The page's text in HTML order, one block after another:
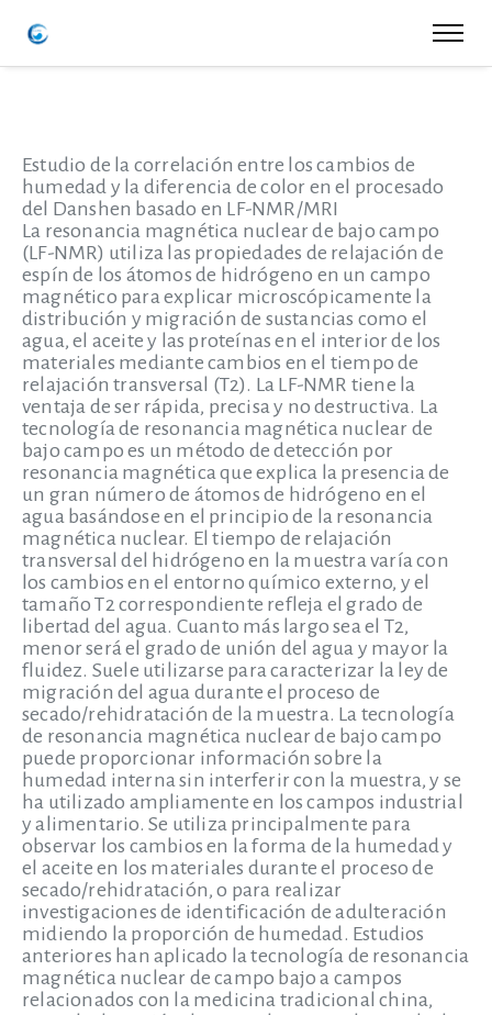
Estudio de la correlación entre los cambios de
humedad y la diferencia de color en el procesado
del Danshen basado en LF-NMR/MRI
La resonancia magnética nuclear de bajo campo
(LF-NMR) utiliza las propiedades de relajación de
espín de los átomos de hidrógeno en un campo
magnético para explicar microscópicamente la
distribución y migración de sustancias como el
agua, el aceite y las proteínas en el interior de los
materiales mediante cambios en el tiempo de
relajación transversal (T2). La LF-NMR tiene la
ventaja de ser rápida, precisa y no destructiva. La
tecnología de resonancia magnética nuclear de
bajo campo es un método de detección por
resonancia magnética que explica la presencia de
un gran número de átomos de hidrógeno en el
agua basándose en el principio de la resonancia
magnética nuclear. El tiempo de relajación
transversal del hidrógeno en la muestra varía con
los cambios en el entorno químico externo, y el
tamaño T2 correspondiente refleja el grado de
libertad del agua. Cuanto más largo sea el T2,
menor será el grado de unión del agua y mayor la
fluidez. Suele utilizarse para caracterizar la ley de
migración del agua durante el proceso de
secado/rehidratación de la muestra. La tecnología
de resonancia magnética nuclear de bajo campo
puede proporcionar información sobre la
humedad interna sin interferir con la muestra, y se
ha utilizado ampliamente en los campos industrial
y alimentario. Se utiliza principalmente para
observar los cambios en la forma de la humedad y
el aceite en los materiales durante el proceso de
secado/rehidratación, o para realizar
investigaciones de identificación de adulteración
midiendo la proporción de humedad. Estudios
anteriores han aplicado la tecnología de resonancia
magnética nuclear de campo bajo a campos
relacionados con la medicina tradicional china,